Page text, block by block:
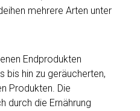
mehrere Arten unter
Endprodukten
bis hin zu geräucherten,
Produkten. Die
durch die Ernährung